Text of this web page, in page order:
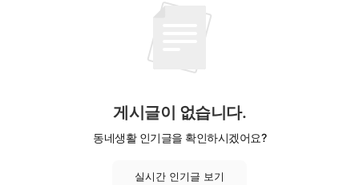
게시글이 없습니다.
동네생활 인기글을 확인하시겠어요?
실시간 인기글 보기